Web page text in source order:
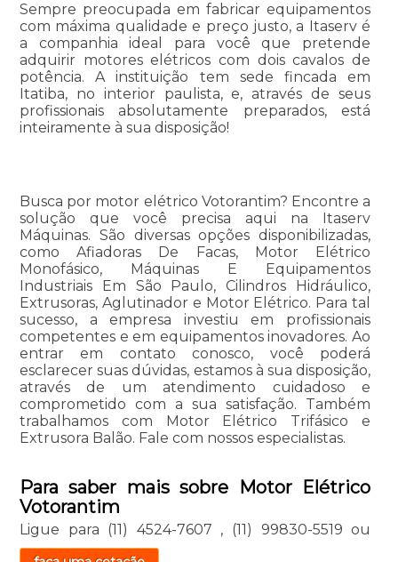
Sempre preocupada em fabricar equipamentos
com máxima qualidade e preço justo, a Itaserv é
a companhia ideal para você que pretende
adquirir motores elétricos com dois cavalos de
potência. A instituição tem sede fincada em
Itatiba, no interior paulista, e, através de seus
profissionais absolutamente preparados, está
inteiramente à sua disposição!
Busca por motor elétrico Votorantim? Encontre a
solução que você precisa aqui na Itaserv
Máquinas. São diversas opções disponibilizadas,
como Afiadoras De Facas, Motor Elétrico
Monofásico, Máquinas E Equipamentos
Industriais Em São Paulo, Cilindros Hidráulico,
Extrusoras, Aglutinador e Motor Elétrico. Para tal
sucesso, a empresa investiu em profissionais
competentes e em equipamentos inovadores. Ao
entrar em contato conosco, você poderá
esclarecer suas dúvidas, estamos à sua disposição,
através de um atendimento cuidadoso e
comprometido com a sua satisfação. Também
trabalhamos com Motor Elétrico Trifásico e
Extrusora Balão. Fale com nossos especialistas.
Para saber mais sobre Motor Elétrico
Votorantim
Ligue para (11) 4524-7607 , (11) 99830-5519 ou